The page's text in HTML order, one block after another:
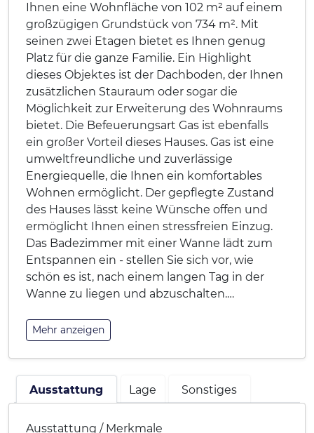
Ihnen eine Wohnfläche von 102 m² auf einem
großzügigen Grundstück von 734 m². Mit
seinen zwei Etagen bietet es Ihnen genug
Platz für die ganze Familie. Ein Highlight
dieses Objektes ist der Dachboden, der Ihnen
zusätzlichen Stauraum oder sogar die
Möglichkeit zur Erweiterung des Wohnraums
bietet. Die Befeuerungsart Gas ist ebenfalls
ein großer Vorteil dieses Hauses. Gas ist eine
umweltfreundliche und zuverlässige
Energiequelle, die Ihnen ein komfortables
Wohnen ermöglicht. Der gepflegte Zustand
des Hauses lässt keine Wünsche offen und
ermöglicht Ihnen einen stressfreien Einzug.
Das Badezimmer mit einer Wanne lädt zum
Entspannen ein - stellen Sie sich vor, wie
schön es ist, nach einem langen Tag in der
Wanne zu liegen und abzuschalten.…
Mehr anzeigen
Ausstattung Lage Sonstiges
Ausstattung / Merkmale